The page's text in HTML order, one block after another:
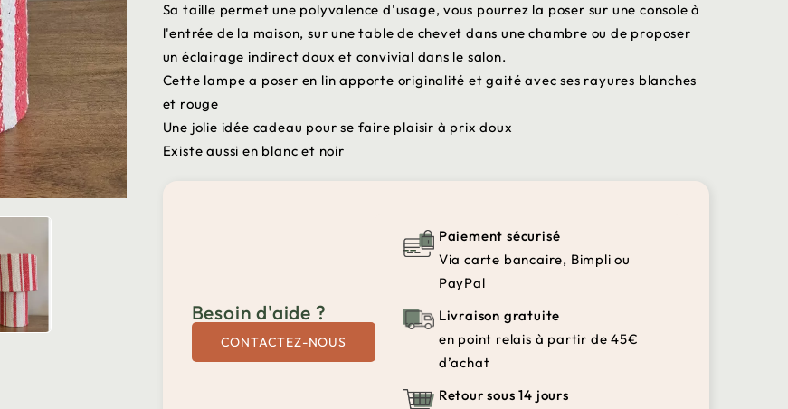

Sa taille permet une polyvalence d'usage, vous pourrez la poser sur une console à
l'entrée de la maison, sur une table de chevet dans une chambre ou de proposer
un éclairage indirect doux et convivial dans le salon.
Cette lampe a poser en lin apporte originalité et gaité avec ses rayures blanches
et rouge
Une jolie idée cadeau pour se faire plaisir à prix doux
Existe aussi en blanc et noir
Besoin d'aide ?
CONTACTEZ-NOUS
Paiement sécurisé
Via carte bancaire, Bimpli ou
PayPal
Livraison gratuite
en point relais à partir de 45€
d’achat
Retour sous 14 jours